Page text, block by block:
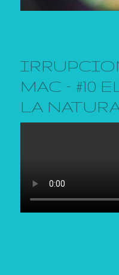
MAC – #10
LA